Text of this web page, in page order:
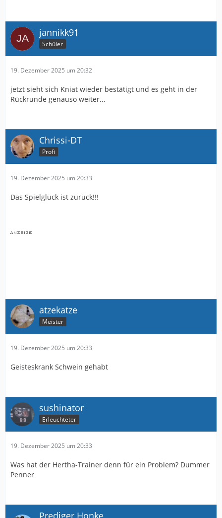
jannikk91
Schüler
19. Dezember 2025 um 20:32
jetzt sieht sich Kniat wieder bestätigt und es geht in der
Rückrunde genauso weiter...
Chrissi-DT
Profi
19. Dezember 2025 um 20:33
Das Spielglück ist zurück!!!
atzekatze
Meister
19. Dezember 2025 um 20:33
Geisteskrank Schwein gehabt
sushinator
Erleuchteter
19. Dezember 2025 um 20:33
Was hat der Hertha-Trainer denn für ein Problem? Dummer
Penner
Prediger Honke